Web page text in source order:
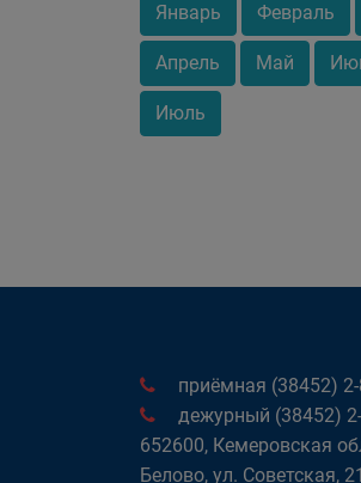
Январь Февраль
Апрель Май
Июль
приёмная (38452)
дежурный (38452)
652600, Кемеровская
Белово, ул. Советская, 21